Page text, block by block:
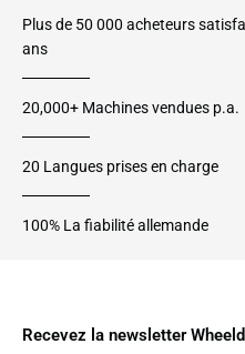
Plus de 50 000 acheteurs
ans
20,000+ Machines vendues p.a.
20 Langues prises en charge
100% La fiabilité allemande
Recevez la newsletter